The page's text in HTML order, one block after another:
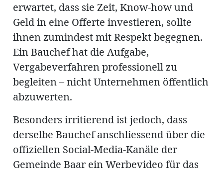
erwartet, dass sie Zeit, Know-how und
Geld in eine Offerte investieren, sollte
ihnen zumindest mit Respekt begegnen.
Ein Bauchef hat die Aufgabe,
Vergabeverfahren professionell zu
begleiten – nicht Unternehmen öffentlich
abzuwerten.
Besonders irritierend ist jedoch, dass
derselbe Bauchef anschliessend über die
offiziellen Social-Media-Kanäle der
Gemeinde Baar ein Werbevideo für das